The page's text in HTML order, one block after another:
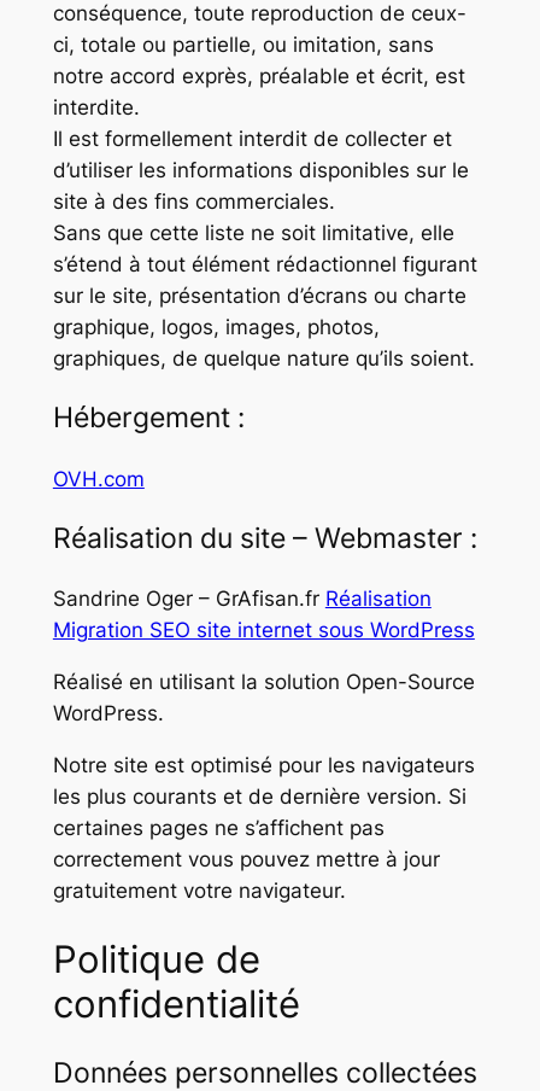
conséquence, toute reproduction de ceux-
ci, totale ou partielle, ou imitation, sans
notre accord exprès, préalable et écrit, est
interdite.
Il est formellement interdit de collecter et
d’utiliser les informations disponibles sur le
site à des fins commerciales.
Sans que cette liste ne soit limitative, elle
s’étend à tout élément rédactionnel figurant
sur le site, présentation d’écrans ou charte
graphique, logos, images, photos,
graphiques, de quelque nature qu’ils soient.
Hébergement :
OVH.com
Réalisation du site – Webmaster :
Sandrine Oger – GrAfisan.fr Réalisation
Migration SEO site internet sous WordPress
Réalisé en utilisant la solution Open-Source
WordPress.
Notre site est optimisé pour les navigateurs
les plus courants et de dernière version. Si
certaines pages ne s’affichent pas
correctement vous pouvez mettre à jour
gratuitement votre navigateur.
Politique de
confidentialité
Données personnelles collectées